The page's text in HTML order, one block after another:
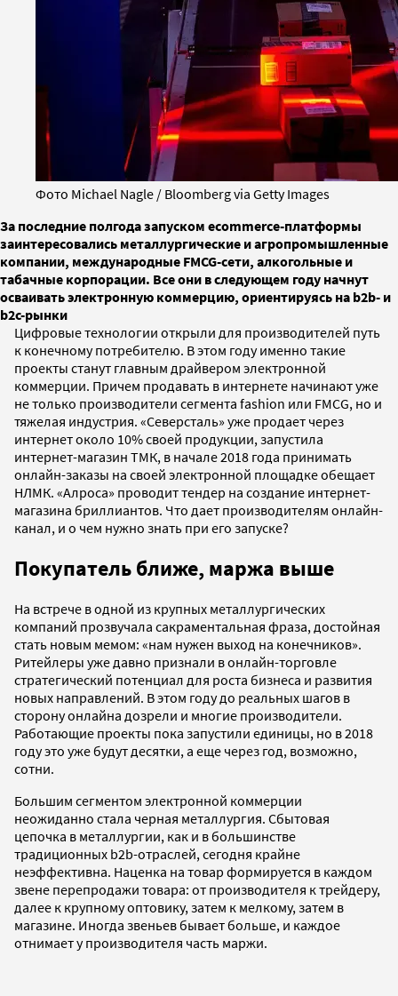
Фото Michael Nagle / Bloomberg via Getty Images
За последние полгода запуском ecommerce-платформы
заинтересовались металлургические и агропромышленные
компании, международные FMCG-сети, алкогольные и
табачные корпорации. Все они в следующем году начнут
осваивать электронную коммерцию, ориентируясь на b2b- и
b2c-рынки
Цифровые технологии открыли для производителей путь
к конечному потребителю. В этом году именно такие
проекты станут главным драйвером электронной
коммерции. Причем продавать в интернете начинают уже
не только производители сегмента fashion или FMCG, но и
тяжелая индустрия. «Северсталь» уже продает через
интернет около 10% своей продукции, запустила
интернет-магазин ТМК, в начале 2018 года принимать
онлайн-заказы на своей электронной площадке обещает
НЛМК. «Алроса» проводит тендер на создание интернет-
магазина бриллиантов. Что дает производителям онлайн-
канал, и о чем нужно знать при его запуске?
Покупатель ближе, маржа выше
На встрече в одной из крупных металлургических
компаний прозвучала сакраментальная фраза, достойная
стать новым мемом: «нам нужен выход на конечников».
Ритейлеры уже давно признали в онлайн-торговле
стратегический потенциал для роста бизнеса и развития
новых направлений. В этом году до реальных шагов в
сторону онлайна дозрели и многие производители.
Работающие проекты пока запустили единицы, но в 2018
году это уже будут десятки, а еще через год, возможно,
сотни.
Большим сегментом электронной коммерции
неожиданно стала черная металлургия. Сбытовая
цепочка в металлургии, как и в большинстве
традиционных b2b-отраслей, сегодня крайне
неэффективна. Наценка на товар формируется в каждом
звене перепродажи товара: от производителя к трейдеру,
далее к крупному оптовику, затем к мелкому, затем в
магазине. Иногда звеньев бывает больше, и каждое
отнимает у производителя часть маржи.